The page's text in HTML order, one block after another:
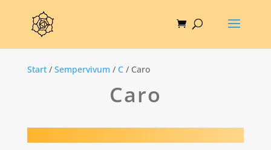
Start/ Sempervivum / C/ Caro
Caro